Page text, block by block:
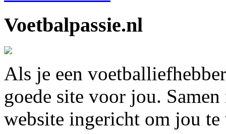
Voetbalpassie.nl
Als je een
goede site voor jou.
website ingericht om jou